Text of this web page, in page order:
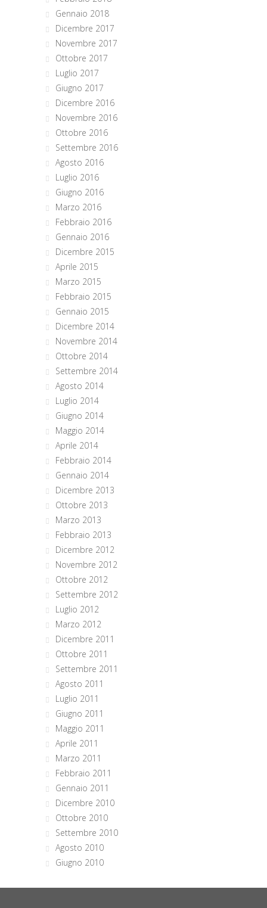
Gennaio 2018
Dicembre 2017
Novembre 2017
Ottobre 2017
Luglio 2017
Giugno 2017
Dicembre 2016
Novembre 2016
Ottobre 2016
Settembre 2016
Agosto 2016
Luglio 2016
Giugno 2016
Marzo 2016
Febbraio 2016
Gennaio 2016
Dicembre 2015
Aprile 2015
Marzo 2015
Febbraio 2015
Gennaio 2015
Dicembre 2014
Novembre 2014
Ottobre 2014
Settembre 2014
Agosto 2014
Luglio 2014
Giugno 2014
Maggio 2014
Aprile 2014
Febbraio 2014
Gennaio 2014
Dicembre 2013
Ottobre 2013
Marzo 2013
Febbraio 2013
Dicembre 2012
Novembre 2012
Ottobre 2012
Settembre 2012
Luglio 2012
Marzo 2012
Dicembre 2011
Ottobre 2011
Settembre 2011
Agosto 2011
Luglio 2011
Giugno 2011
Maggio 2011
Aprile 2011
Marzo 2011
Febbraio 2011
Gennaio 2011
Dicembre 2010
Ottobre 2010
Settembre 2010
Agosto 2010
Giugno 2010